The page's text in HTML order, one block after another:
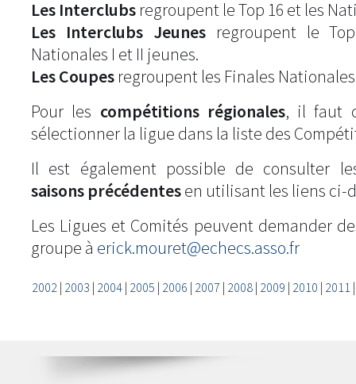
Les Interclubs regroupent le Top 16 et les
Les Interclubs Jeunesregroupent le
Nationales I et II jeunes.
Les Coupes regroupent les Finales
Pour les compétitions régionales, il faut
sélectionner la ligue dans la liste des
Il est également possible de consulter
saisons précédentesen utilisant les liens ci-
Les Ligues et Comités peuvent demander
groupe à erick.mouret@echecs.asso.fr
2002| 2003 | 2004| 2005 | 2006 | 2007 | 2008| 2009 | 2010 | 2011